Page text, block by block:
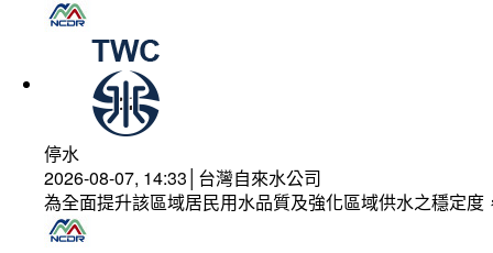
停水
2026-08-07, 14:33│台灣自來水公司
為全面提升該區域居民用水品質及強化區域供水之穩定